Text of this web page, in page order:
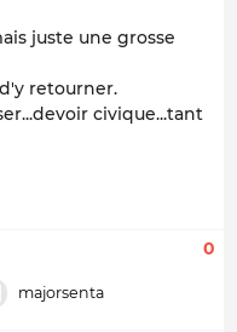
juste une grosse
retourner.
civique...tant
majorsenta
0